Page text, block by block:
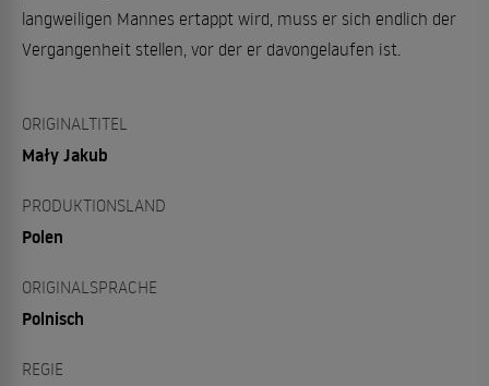
langweiligen Mannes ertappt wird, muss er sich endlich der
Vergangenheit stellen, vor der er davongelaufen ist.
ORIGINALTITEL
Mały Jakub
PRODUKTIONSLAND
Polen
ORIGINALSPRACHE
Polnisch
REGIE